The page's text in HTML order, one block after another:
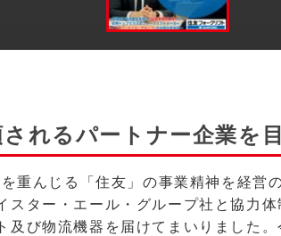
れるパートナー企業を
重んじる「住友」の事業精神を経営
スター・エール・グループ社と協力
及び物流機器を届けてまいりました